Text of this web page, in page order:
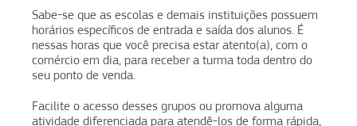
Sabe-se que as escolas e demais instituições possuem
horários específicos de entrada e saída dos alunos. É
nessas horas que você precisa estar atento(a), com o
comércio em dia, para receber a turma toda dentro do
seu ponto de venda.
Facilite o acesso desses grupos ou promova alguma
atividade diferenciada para atendê-los de forma rápida,